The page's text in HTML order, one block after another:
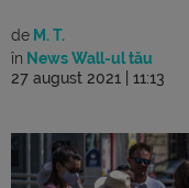
de M. T.
în News Wall-ul tău
27 august 2021 | 11:13